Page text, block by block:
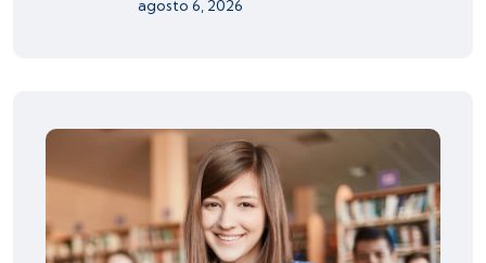
agosto 6, 2026